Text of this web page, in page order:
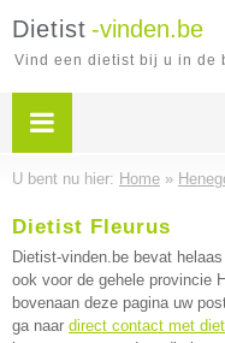
Dietist -vinden.be
Vind een dietist bij u in de
U bent nu hier: Home »
Dietist Fleurus
Dietist-vinden.be bevat
ook voor de gehele provincie
bovenaan deze pagina uw
ga naar direct contact met